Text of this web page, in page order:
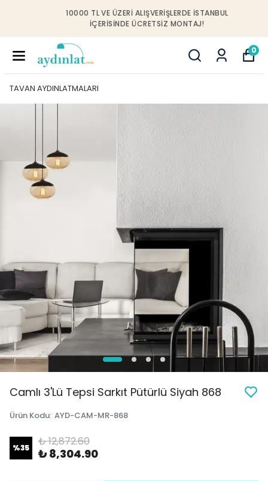
10000 TL VE ÜZERI ALIŞVERIŞLERDE İSTANBUL
IÇERISINDE ÜCRETSIZ MONTAJ!
0
TAVAN AYDINLATMALARI
Camlı 3'Lü Tepsi Sarkıt Pütürlü Siyah 868
Ürün Kodu: AYD-CAM-MR-868
%35 ₺ 12,872.60
₺ 8,304.90